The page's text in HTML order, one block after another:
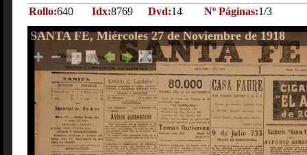
Rollo:640 Idx:8769 Dvd:14 Nº Páginas:1/3
SANTA FE, Miércoles 27 de Noviembre de 1918